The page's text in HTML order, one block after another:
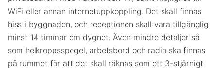
WiFi eller annan internetuppkoppling. Det skall finnas
hiss i byggnaden, och receptionen skall vara tillgänglig
minst 14 timmar om dygnet. Även mindre detaljer så
som helkroppsspegel, arbetsbord och radio ska finnas
på rummet för att det skall räknas som ett 3-stjärnigt